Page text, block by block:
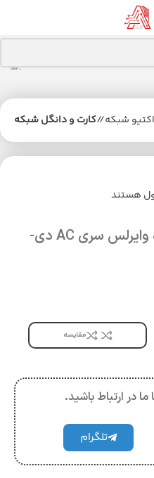
اکتیو شبکه/کارت و دانگل شبکه
هستند
کارت شبکه USB – گیرنده وایرلس سری AC دی-
مقایسه
در ارتباط باشید.
تلگرام